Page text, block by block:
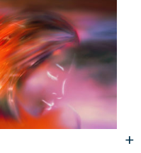
CANDELA